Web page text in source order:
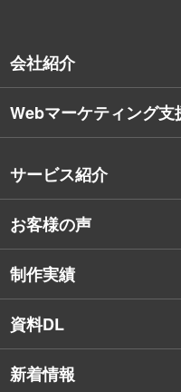
会社紹介
会社概要
デザイナー・エンジニア紹
社員保有資格
Webマーケティング支
サービス紹介
戦略的Webサイト制作
インターネット広告
SNSコンサルティング
Webアプリケーション開発
お客様の声
制作実績
資料DL
新着情報